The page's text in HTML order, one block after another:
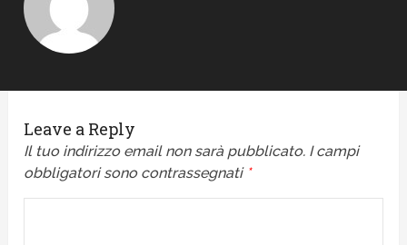
Leave a Reply
Il tuo indirizzo email non sarà pubblicato. I campi
obbligatori sono contrassegnati *